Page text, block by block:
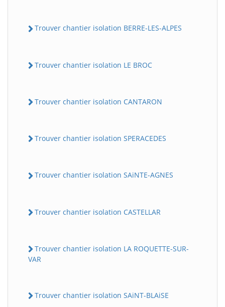
Trouver chantier isolation BERRE-LES-ALPES
Trouver chantier isolation LE BROC
Trouver chantier isolation CANTARON
Trouver chantier isolation SPERACEDES
Trouver chantier isolation SAiNTE-AGNES
Trouver chantier isolation CASTELLAR
Trouver chantier isolation LA ROQUETTE-SUR-
VAR
Trouver chantier isolation SAiNT-BLAiSE